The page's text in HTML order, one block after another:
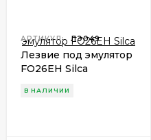
АРТИКУЛ: ЛЭ049
Лезвие под эмулятор
FO26EH Silca
В НАЛИЧИИ